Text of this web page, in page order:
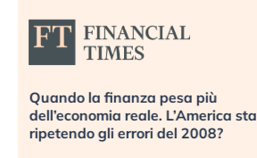
Quando la finanza pesa più
dell’economia reale. L’America sta
ripetendo gli errori del 2008?